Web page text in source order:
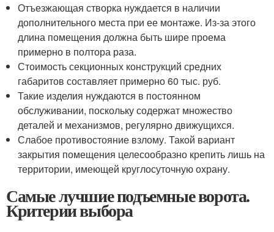
Отъезжающая створка нуждается в наличии
дополнительного места при ее монтаже. Из-за этого
длина помещения должна быть шире проема
примерно в полтора раза.
Стоимость секционных конструкций средних
габаритов составляет примерно 60 тыс. руб.
Такие изделия нуждаются в постоянном
обслуживании, поскольку содержат множество
деталей и механизмов, регулярно движущихся.
Слабое противостояние взлому. Такой вариант
закрытия помещения целесообразно крепить лишь на
территории, имеющей круглосуточную охрану.
Самые лучшие подъемные ворота.
Критерии выбора